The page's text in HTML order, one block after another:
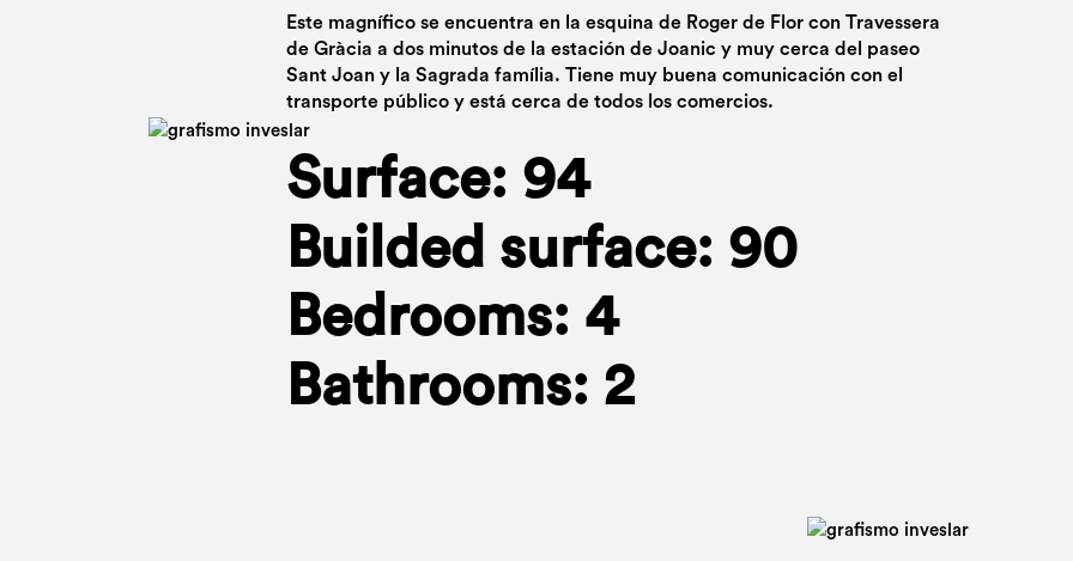
Este magnífico se encuentra en la esquina de Roger de Flor con Travessera
de Gràcia a dos minutos de la estación de Joanic y muy cerca del paseo
Sant Joan y la Sagrada família. Tiene muy buena comunicación con el
transporte público y está cerca de todos los comercios.
Surface: 94
Builded surface: 90
Bedrooms: 4
Bathrooms: 2